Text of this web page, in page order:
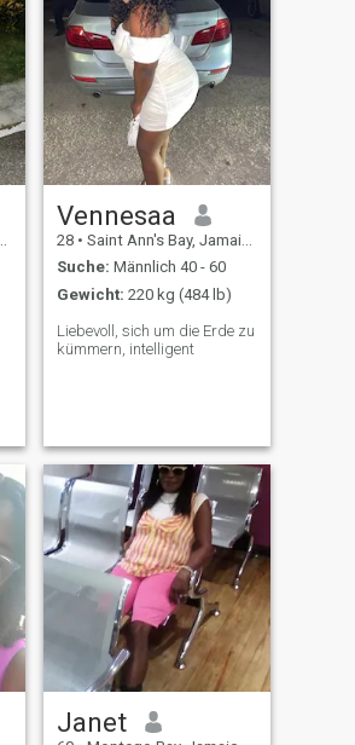
Vennesaa
28 • Saint Ann's Bay, Jamaica, Jamaika
Suche: Männlich 40 - 60
Gewicht: 220 kg (484 lb)
Liebevoll, sich um die Erde zu
kümmern, intelligent
Janet